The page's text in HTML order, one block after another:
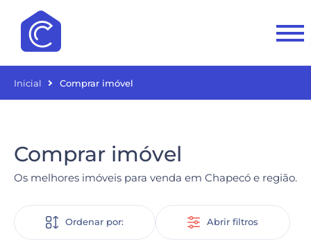
Inicial Comprar imóvel
Comprar imóvel
Os melhores imóveis para venda em Chapecó e região.
Ordenar por: Abrir filtros